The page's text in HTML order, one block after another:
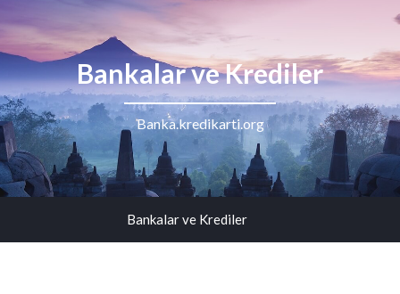
Bankalar ve Krediler
Banka.kredikarti.org
Bankalar ve Krediler